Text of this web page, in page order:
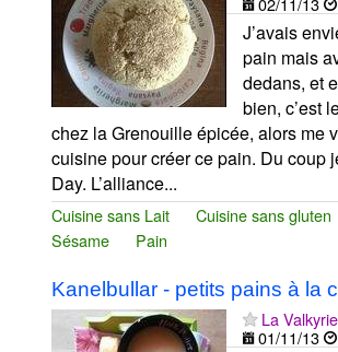
J’avais
pain mais
dedans, et
bien, c’est
chez la Grenouille épicée, alors me
cuisine pour créer ce pain. Du coup
Day. L’alliance...
Cuisine sans Lait Cuisine sans gluten
Sésame
Pain
Kanelbullar - petits pains à la
La
01/11/13